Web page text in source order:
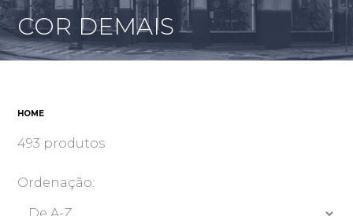
COR DEMAIS
HOME
493 produtos
Ordenação: